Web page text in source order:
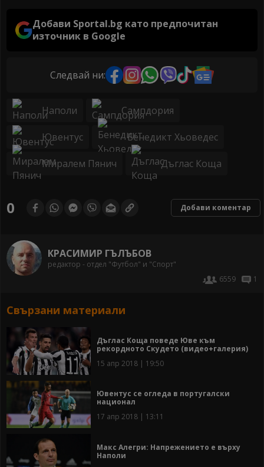
Добави Sportal.bg като предпочитан
източник в Google
Следвай ни:
Наполи Сампдория
Ювентус Бенедикт Хьоведес
Миралем Пянич Дъглас Коща
0 Добави коментар
КРАСИМИР ГЪЛЪБОВ
редактор - отдел "Футбол" и "Спорт"
6559
1
Свързани материали
Дъглас Коща поведе Юве към
рекордното Скудето (видео+галерия)
15 апр 2018 | 19:50
Ювентус се огледа в португалски
национал
17 апр 2018 | 13:11
Макс Алегри: Напрежението е върху
Наполи